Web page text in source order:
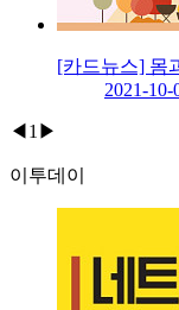
[카드뉴스] 몸
2021-10-
◀ 1 ▶
이투데이